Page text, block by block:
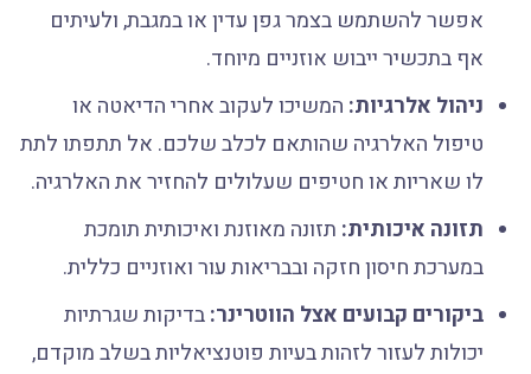
אפשר להשתמש בצמר גפן עדין או במגבת, ולעיתים
אף בתכשיר ייבוש אוזניים מיוחד.
ניהול אלרגיות:המשיכו לעקוב אחרי הדיאטה או
טיפול האלרגיה שהותאם לכלב שלכם. אל תתפתו לתת
לו שאריות או חטיפים שעלולים להחזיר את האלרגיה.
תזונה איכותית:תזונה מאוזנת ואיכותית תומכת
במערכת חיסון חזקה ובבריאות עור ואוזניים כללית.
ביקורים קבועים אצל הווטרינר:בדיקות שגרתיות
יכולות לעזור לזהות בעיות פוטנציאליות בשלב מוקדם,